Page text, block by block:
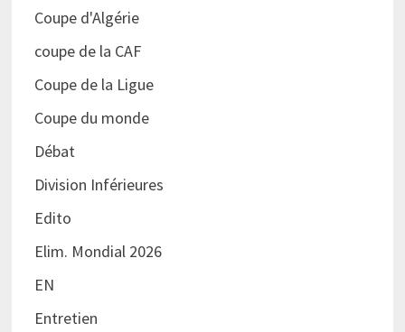
Coupe d'Algérie
coupe de la CAF
Coupe de la Ligue
Coupe du monde
Débat
Division Inférieures
Edito
Elim. Mondial 2026
EN
Entretien